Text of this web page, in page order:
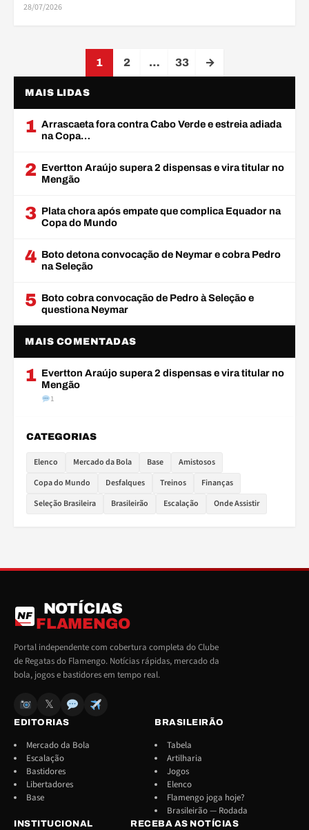
28/07/2026
Paginação de posts
1 2 … 33 →
MAIS LIDAS
1 Arrascaeta fora contra Cabo Verde e estreia adiada
na Copa…
2 Evertton Araújo supera 2 dispensas e vira titular no
Mengão
3 Plata chora após empate que complica Equador na
Copa do Mundo
4 Boto detona convocação de Neymar e cobra Pedro
na Seleção
5 Boto cobra convocação de Pedro à Seleção e
questiona Neymar
MAIS COMENTADAS
1 Evertton Araújo supera 2 dispensas e vira titular no
Mengão
1
CATEGORIAS
Elenco Mercado da Bola Base
Amistosos
Copa do Mundo
Desfalques Treinos
Finanças
Seleção Brasileira
Brasileirão Escalação Onde Assistir
NF
NOTÍCIAS
FLAMENGO
Portal independente com cobertura completa do Clube
de Regatas do Flamengo. Notícias rápidas, mercado da
bola, jogos e bastidores em tempo real.
𝕏
EDITORIAS
Mercado da Bola
Escalação
Bastidores
Libertadores
Base
BRASILEIRÃO
Tabela
Artilharia
Jogos
Elenco
Flamengo joga hoje?
Brasileirão — Rodada
INSTITUCIONAL RECEBA AS NOTÍCIAS